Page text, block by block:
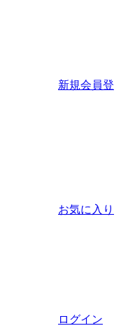
新規会員登
お気に入り
ログイン